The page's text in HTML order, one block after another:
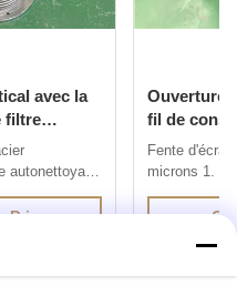
avec la
filtre
par
profils
à 90
Prix
Ouverture
fil de
d'écran
Fente
microns 1.
par
profils